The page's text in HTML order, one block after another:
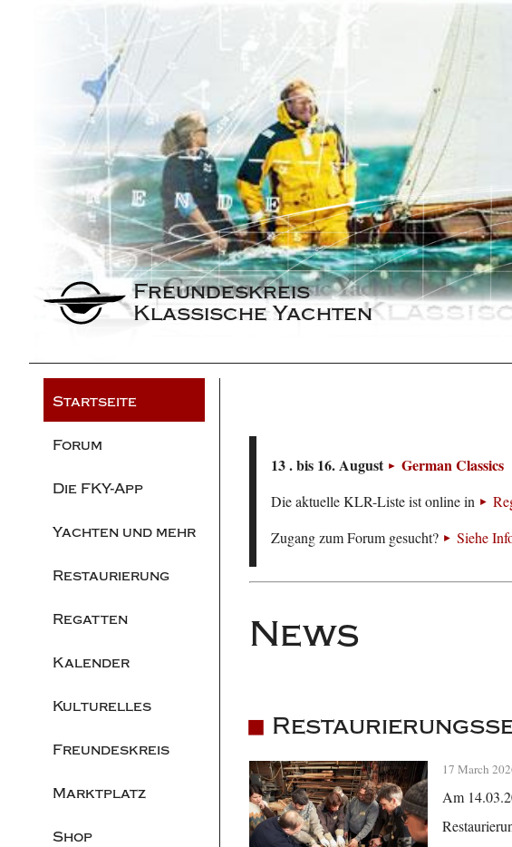
Freundeskreis
Klassische Yachten
Startseite
Forum
Die FKY-App
Yachten und mehr
Restaurierung
Regatten
Kalender
Kulturelles
Freundeskreis
Marktplatz
Shop
13 . bis 16. August German Classics
Die aktuelle KLR-Liste ist online in
Zugang zum Forum gesucht?
Siehe
News
17 March
Am